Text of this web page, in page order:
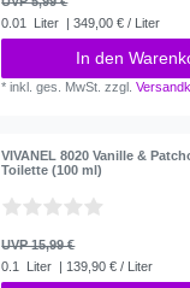
0.01 Liter | 349,00 € / Liter
In den
*inkl. ges. MwSt. zzgl.
VIVANEL 8020 Vanille &
Toilette (100 ml)
UVP 15,99 €
0.1 Liter | 139,90 € / Liter